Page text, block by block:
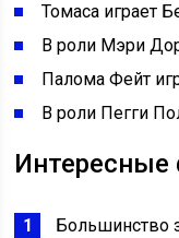
Томаса играет
В роли Мэри
Палома Фейт
В роли Пегги
Большинство